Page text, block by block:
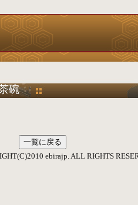
碗
ALL RIGHTS